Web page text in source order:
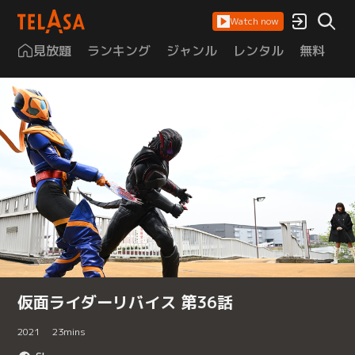
Watch now
見放題 ランキング ジャンル レンタル 無料
仮面ライダーリバイス 第36話
2021 23mins